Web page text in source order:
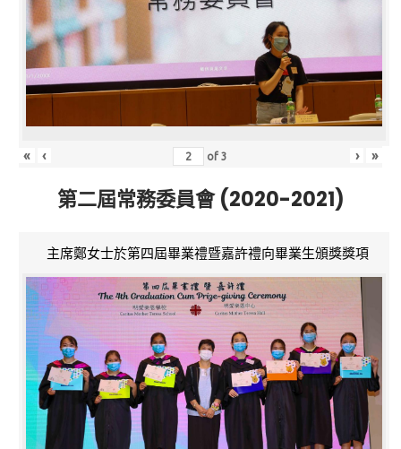
« ‹ of3 › »
第二屆常務委員會 (2020-2021)
主席鄭女士於第四屆畢業禮暨嘉許禮向畢業生頒獎獎項